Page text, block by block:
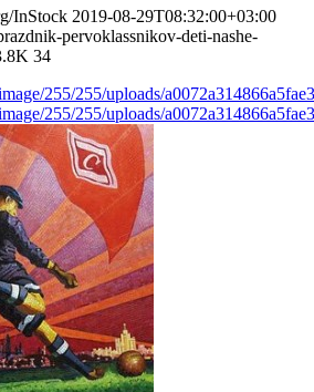
InStock 2019-08-29T08:32:00+03:00
pervoklassnikov-deti-nashe-
34
255/255/uploads/
255/255/uploads/